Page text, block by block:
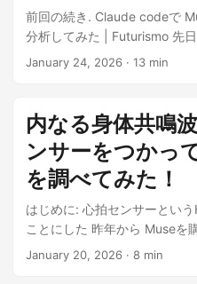
前回の続き. Claude codeで
分析してみた | Futurismo 先
つかって解析してみました...
January 24, 2026 · 13 min
内なる身体共鳴
ンサーをつかっ
を調べてみた！
はじめに: 心拍センサーとい
ことにした 昨年から Museを
測して瞑想しているが、脳...
January 20, 2026 · 8 min